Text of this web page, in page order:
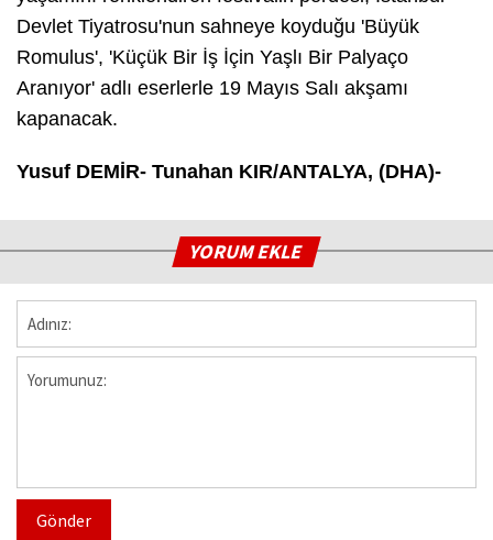
Devlet Tiyatrosu'nun sahneye koyduğu 'Büyük
Romulus', 'Küçük Bir İş İçin Yaşlı Bir Palyaço
Aranıyor' adlı eserlerle 19 Mayıs Salı akşamı
kapanacak.
Yusuf DEMİR- Tunahan KIR/ANTALYA, (DHA)-
YORUM EKLE
Gönder